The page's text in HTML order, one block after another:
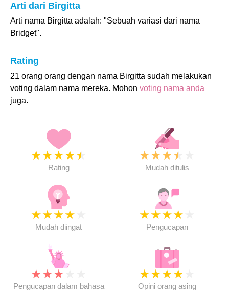
Arti dari Birgitta
Arti nama Birgitta adalah: "Sebuah variasi dari nama
Bridget".
Rating
21 orang orang dengan nama Birgitta sudah melakukan
voting dalam nama mereka. Mohon voting nama anda
juga.
★★★★★
Rating
★★★★
Mudah ditulis
★★★★
Mudah diingat
★★★★
Pengucapan
★★★
Pengucapan dalam bahasa
★★★★
Opini orang asing